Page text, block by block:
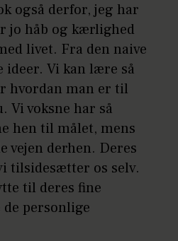
også derfor, jeg har
jo håb og kærlighed
livet. Fra den naive
Vi kan lære så
hvordan man er til
Vi voksne har så
hen til målet, mens
vejen derhen. Deres
tilsidesætter os selv.
til deres fine
personlige